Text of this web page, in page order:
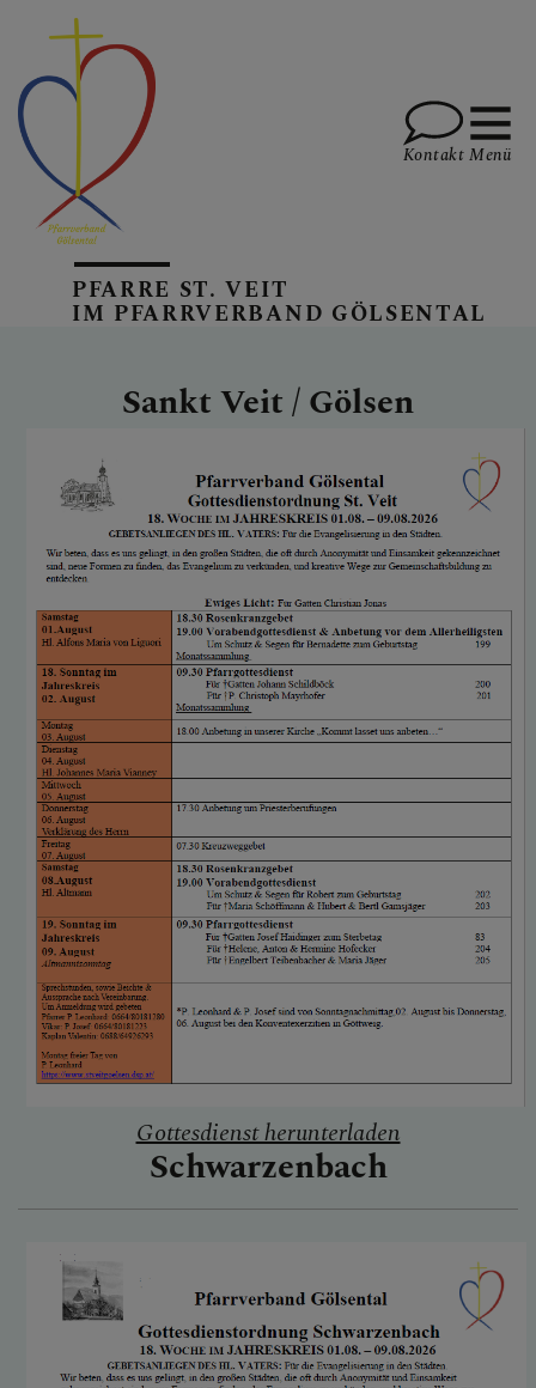
AKTUELLES
GOTTESDIENSTE
GALERIE / FOTOS
SAKRAMENTE
SONSTIGES
KONTAKT
PFARRVERBANDSBLÄTT
ER
SEELSORGETEAM
PFARRE ST. VEIT
IM PFARRVERBAND GÖLSENTAL
Kontakt Menü
Sankt Veit / Gölsen
Gottesdienst herunterladen
Schwarzenbach